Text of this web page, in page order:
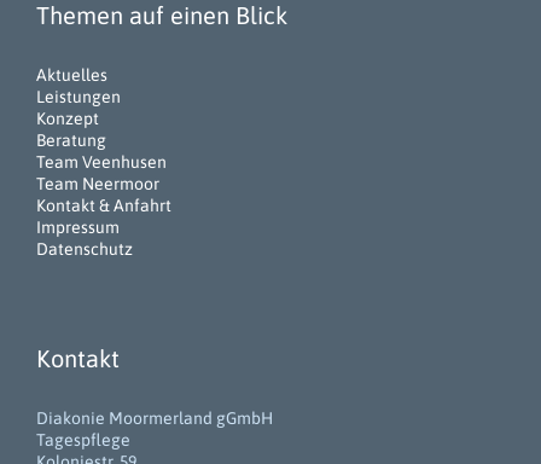
Themen auf einen Blick
Aktuelles
Leistungen
Konzept
Beratung
Team Veenhusen
Team Neermoor
Kontakt & Anfahrt
Impressum
Datenschutz
Kontakt
Diakonie Moormerland gGmbH
Tagespflege